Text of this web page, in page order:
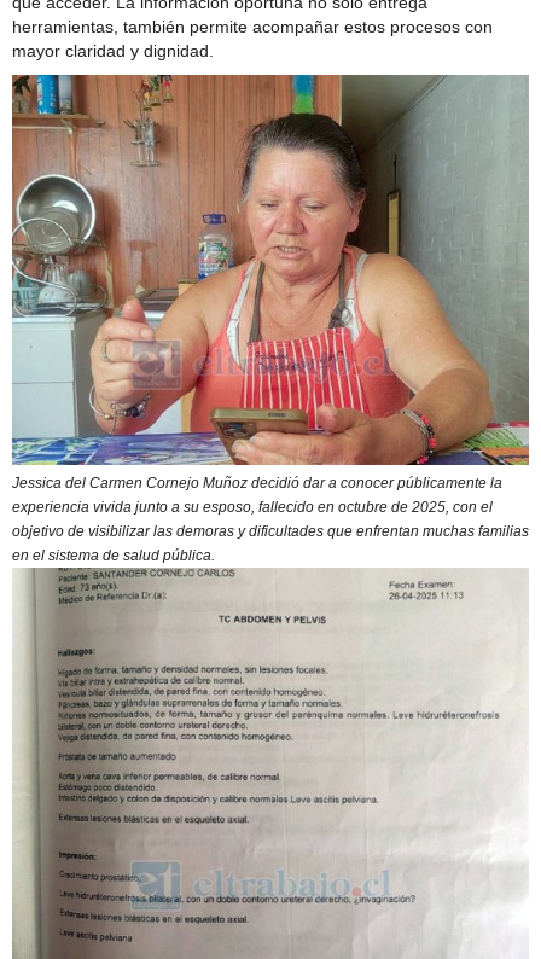
herramientas, también permite acompañar estos procesos con
mayor claridad y dignidad.
Jessica del Carmen Cornejo Muñoz decidió dar a conocer públicamente la
experiencia vivida junto a su esposo, fallecido en octubre de 2025, con el
objetivo de visibilizar las demoras y dificultades que enfrentan muchas familias
en el sistema de salud pública.